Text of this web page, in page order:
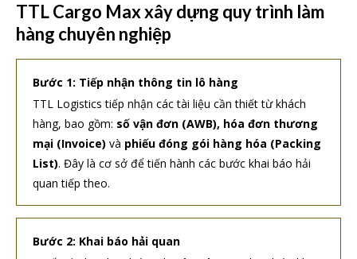
TTL Cargo Max xây dựng quy trình làm
hàng chuyên nghiệp
Bước 1: Tiếp nhận thông tin lô hàng
TTL Logistics tiếp nhận các tài liệu cần thiết từ khách
hàng, bao gồm: số vận đơn (AWB), hóa đơn thương
mại (Invoice) và phiếu đóng gói hàng hóa (Packing
List). Đây là cơ sở để tiến hành các bước khai báo hải
quan tiếp theo.
Bước 2: Khai báo hải quan